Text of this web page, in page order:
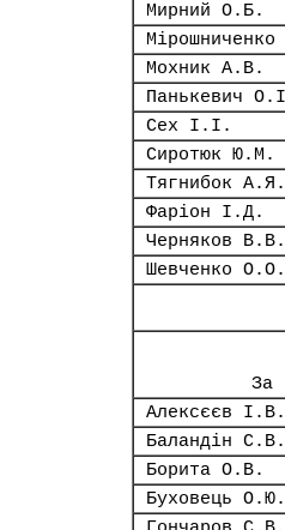
Мирний О.Б.
Мохник А.В.
Панькевич
Сех І.І.
Сиротюк Ю.М.
Тягнибок А.Я.
Фаріон І.Д.
Черняков В.В.
Шевченко О.О.
За
Алексєєв І.В.
Баландін С.В.
Борита О.В.
Буховець О.Ю.